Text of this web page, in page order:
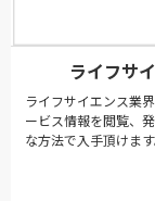
ライフサ
ライフサイエンス業
ービス情報を閲覧、
な方法で入手頂けます